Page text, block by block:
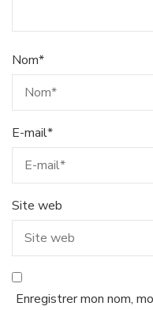
Nom*
E-mail*
Site web
Enregistrer mon nom,